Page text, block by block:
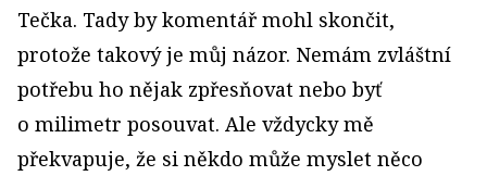
Tečka. Tady by komentář mohl skončit,
protože takový je můj názor. Nemám zvláštní
potřebu ho nějak zpřesňovat nebo byť
o milimetr posouvat. Ale vždycky mě
překvapuje, že si někdo může myslet něco